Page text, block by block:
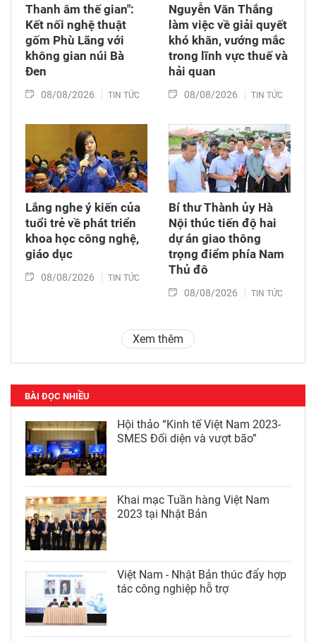
Thanh âm thế gian":
Kết nối nghệ thuật
gốm Phù Lãng với
không gian núi Bà
Đen
08/08/2026 TIN TỨC
Nguyễn Văn Thắng
làm việc về giải quyết
khó khăn, vướng mắc
trong lĩnh vực thuế và
hải quan
08/08/2026 TIN TỨC
Lắng nghe ý kiến của
tuổi trẻ về phát triển
khoa học công nghệ,
giáo dục
08/08/2026 TIN TỨC
Bí thư Thành ủy Hà
Nội thúc tiến độ hai
dự án giao thông
trọng điểm phía Nam
Thủ đô
08/08/2026 TIN TỨC
Xem thêm
BÀI ĐỌC NHIỀU
Hội thảo “Kinh tế Việt Nam 2023-
SMES Đối diện và vượt bão”
Khai mạc Tuần hàng Việt Nam
2023 tại Nhật Bản
Việt Nam - Nhật Bản thúc đẩy hợp
tác công nghiệp hỗ trợ